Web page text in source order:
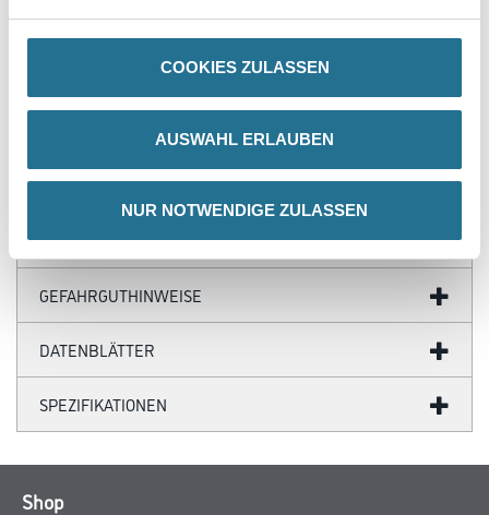
COOKIES ZULASSEN
AUSWAHL ERLAUBEN
NUR NOTWENDIGE ZULASSEN
PRODUKTEIGENSCHAFTEN
ZUSATZINFOS
GEFAHRGUTHINWEISE
DATENBLÄTTER
SPEZIFIKATIONEN
Shop